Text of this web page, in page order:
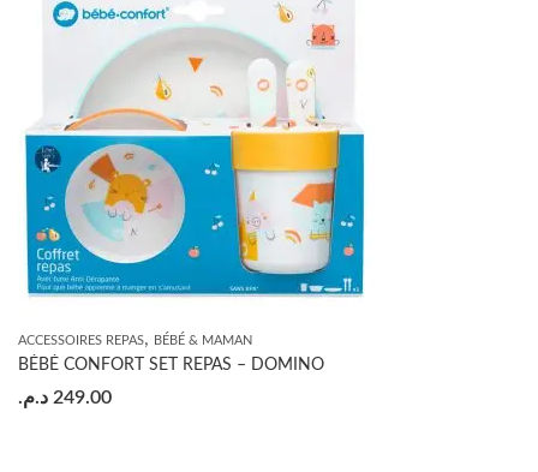
ACCESSOIRES REPAS, BÉBÉ & MAMAN
BÉBÉ CONFORT SET REPAS – DOMINO
249.00 د.م.